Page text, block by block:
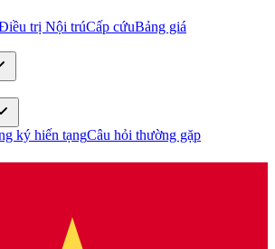
trị Nội trúCấp cứuBảng giá
ký hiến tạngCâu hỏi thường gặp